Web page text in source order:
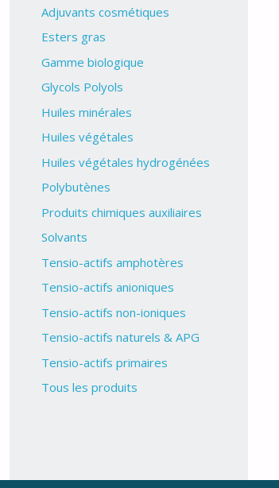
Adjuvants cosmétiques
Esters gras
Gamme biologique
Glycols Polyols
Huiles minérales
Huiles végétales
Huiles végétales hydrogénées
Polybutènes
Produits chimiques auxiliaires
Solvants
Tensio-actifs amphotères
Tensio-actifs anioniques
Tensio-actifs non-ioniques
Tensio-actifs naturels & APG
Tensio-actifs primaires
Tous les produits